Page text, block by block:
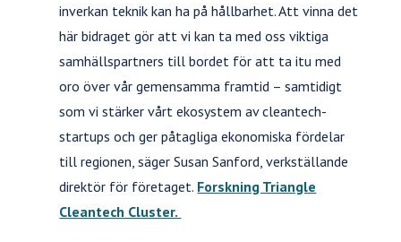
inverkan teknik kan ha på hållbarhet. Att vinna det
här bidraget gör att vi kan ta med oss viktiga
samhällspartners till bordet för att ta itu med
oro över vår gemensamma framtid – samtidigt
som vi stärker vårt ekosystem av cleantech-
startups och ger påtagliga ekonomiska fördelar
till regionen, säger Susan Sanford, verkställande
direktör för företaget. Forskning Triangle
Cleantech Cluster.